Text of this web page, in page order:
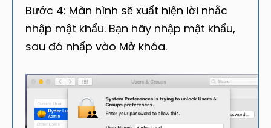
Bước 4: Màn hình sẽ xuất hiện lời nhắc
nhập mật khẩu. Bạn hãy nhập mật khẩu,
sau đó nhấp vào Mở khóa.